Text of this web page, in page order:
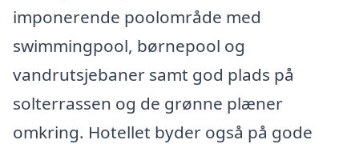
imponerende poolområde med
swimmingpool, børnepool og
vandrutsjebaner samt god plads på
solterrassen og de grønne plæner
omkring. Hotellet byder også på gode